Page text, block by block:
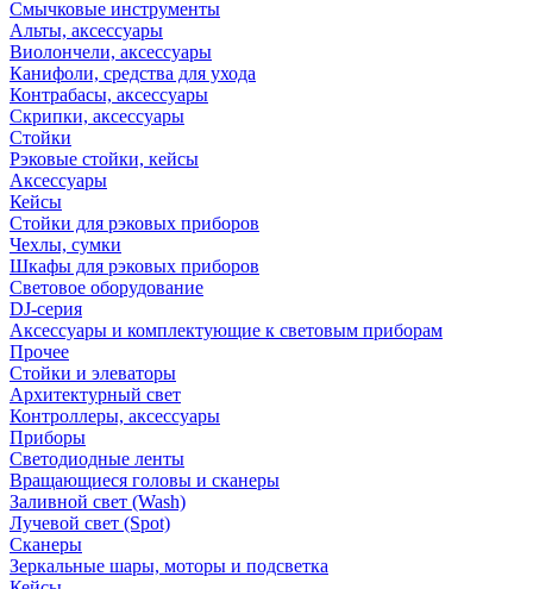
Смычковые инструменты
Альты, аксессуары
Виолончели, аксессуары
Канифоли, средства для ухода
Контрабасы, аксессуары
Скрипки, аксессуары
Стойки
Рэковые стойки, кейсы
Аксессуары
Кейсы
Стойки для рэковых приборов
Чехлы, сумки
Шкафы для рэковых приборов
Световое оборудование
DJ-серия
Аксессуары и комплектующие к световым приборам
Прочее
Стойки и элеваторы
Архитектурный свет
Контроллеры, аксессуары
Приборы
Светодиодные ленты
Вращающиеся головы и сканеры
Заливной свет (Wash)
Лучевой свет (Spot)
Сканеры
Зеркальные шары, моторы и подсветка